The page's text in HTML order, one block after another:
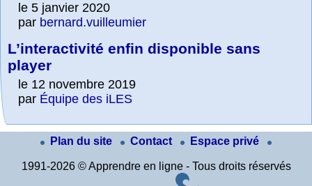
le 5 janvier 2020
par bernard.vuilleumier
L’interactivité enfin disponible sans
player
le 12 novembre 2019
par Équipe des iLES
Plan du site Contact Espace privé
1991-2026 © Apprendre en ligne - Tous droits réservés